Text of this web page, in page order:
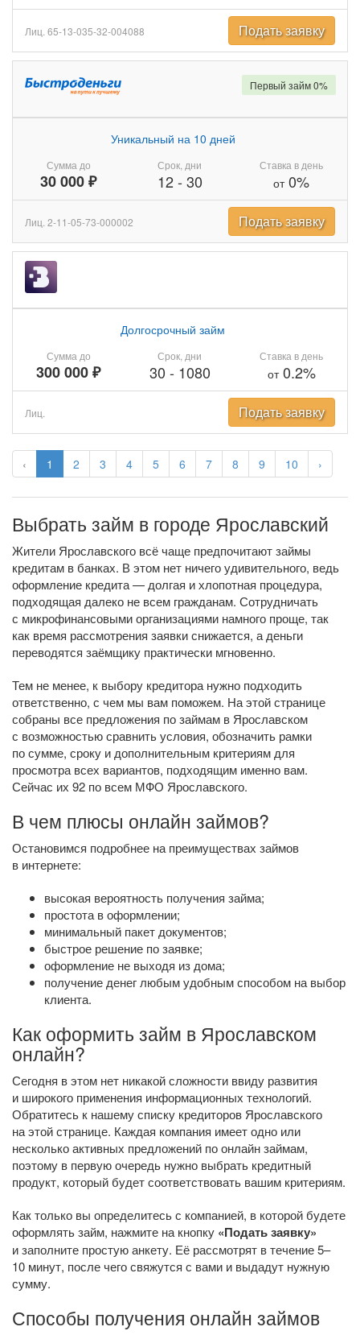
‹ 1 2 3 4 5 6 7 8 9 10 ›
Лиц. 65-13-035-32-004088 Подать заявку
Сумма до
30 000 ₽
Уникальный на 10 дней
Срок, дни
12- 30
Ставка в день
от0%
Первый займ 0%
Лиц. 2-11-05-73-000002 Подать заявку
Сумма до
300 000 ₽
Долгосрочный займ
Срок, дни
30 - 1080
Ставка в день
от0.2%
Лиц. Подать заявку
Выбрать займ в городе Ярославский
Жители Ярославского всё чаще предпочитают займы
кредитам в банках. В этом нет ничего удивительного, ведь
оформление кредита — долгая и хлопотная процедура,
подходящая далеко не всем гражданам. Сотрудничать
с микрофинансовыми организациями намного проще, так
как время рассмотрения заявки снижается, а деньги
переводятся заёмщику практически мгновенно.
Тем не менее, к выбору кредитора нужно подходить
ответственно, с чем мы вам поможем. На этой странице
собраны все предложения по займам в Ярославском
с возможностью сравнить условия, обозначить рамки
по сумме, сроку и дополнительным критериям для
просмотра всех вариантов, подходящим именно вам.
Сейчас их 92 по всем МФО Ярославского.
В чем плюсы онлайн займов?
Остановимся подробнее на преимуществах займов
в интернете:
высокая вероятность получения займа;
простота в оформлении;
минимальный пакет документов;
быстрое решение по заявке;
оформление не выходя из дома;
получение денег любым удобным способом на выбор
клиента.
Как оформить займ в Ярославском
онлайн?
Сегодня в этом нет никакой сложности ввиду развития
и широкого применения информационных технологий.
Обратитесь к нашему списку кредиторов Ярославского
на этой странице. Каждая компания имеет одно или
несколько активных предложений по онлайн займам,
поэтому в первую очередь нужно выбрать кредитный
продукт, который будет соответствовать вашим критериям.
Как только вы определитесь с компанией, в которой будете
оформлять займ, нажмите на кнопку «Подать заявку»
и заполните простую анкету. Её рассмотрят в течение 5–
10 минут, после чего свяжутся с вами и выдадут нужную
сумму.
Способы получения онлайн займов